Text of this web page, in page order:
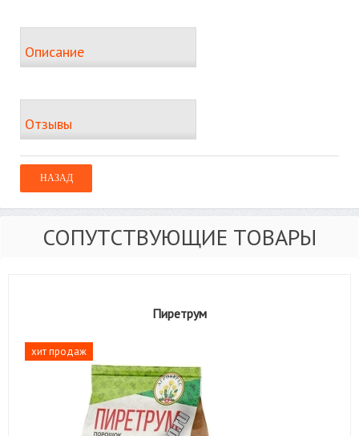
Описание
Отзывы
СОПУТСТВУЮЩИЕ ТОВАРЫ
Пиретрум
хит продаж